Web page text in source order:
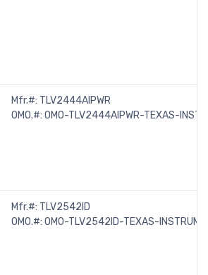
Mfr.#: TLV2444AIPWR
OMO.#: OMO-TLV2444AIPWR-TEXAS-
Mfr.#: TLV2542ID
OMO.#: OMO-TLV2542ID-TEXAS-